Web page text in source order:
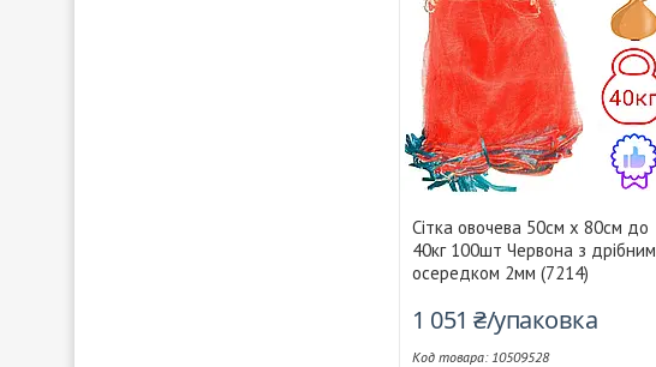
Сітка овочева 50см х 80см до
40кг 100шт Червона з дрібним
осередком 2мм (7214)
1 051 ₴/упаковка
10509528